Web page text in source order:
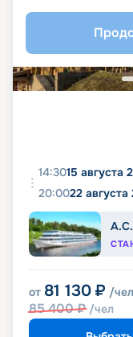
14:3015 августа
20:0022 августа
от 81 130 ₽ /чел
85 400₽ /чел